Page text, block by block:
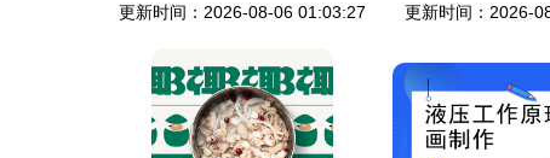
更新时间：2026-08-06 01:03:27 更新时间：2026-